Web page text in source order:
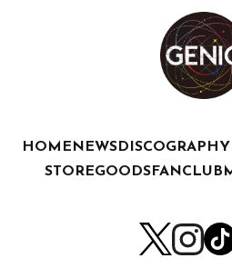
HOME NEWS DISCOGRAPHY
STOREGOODSFANCLUB